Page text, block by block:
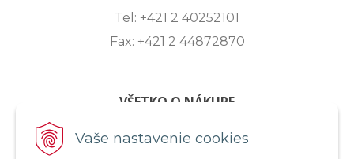
Vaše nastavenie cookies
Tel: +421 2 40252101
Fax: +421 2 44872870
VŠETKO O NÁKUPE
ZASLANIE OTÁZKY